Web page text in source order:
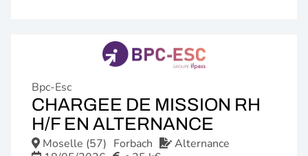
Bpc-Esc
CHARGEE DE MISSION RH
H/F EN ALTERNANCE
FENÊTRE)
Moselle (57) Forbach
Alternance